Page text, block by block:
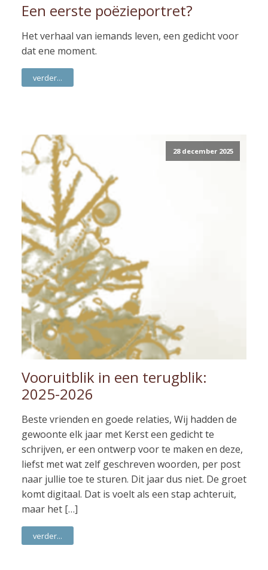
Een eerste poëzieportret?
Het verhaal van iemands leven, een gedicht voor
dat ene moment.
verder...
28 december 2025
Vooruitblik in een terugblik:
2025-2026
Beste vrienden en goede relaties, Wij hadden de
gewoonte elk jaar met Kerst een gedicht te
schrijven, er een ontwerp voor te maken en deze,
liefst met wat zelf geschreven woorden, per post
naar jullie toe te sturen. Dit jaar dus niet. De groet
komt digitaal. Dat is voelt als een stap achteruit,
maar het […]
verder...